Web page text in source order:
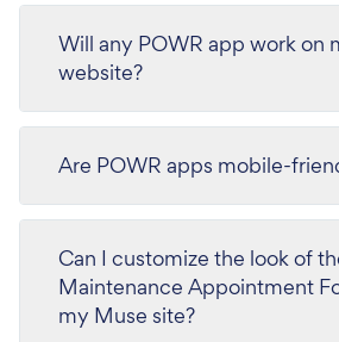
Will any POWR app work on
website?
Are POWR apps mobile-
Can I customize the look of
Maintenance Appointment
my Muse site?